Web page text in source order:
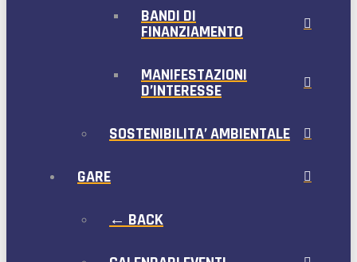
BANDI DI
FINANZIAMENTO
MANIFESTAZIONI
D’INTERESSE
SOSTENIBILITA’ AMBIENTALE
GARE
← BACK